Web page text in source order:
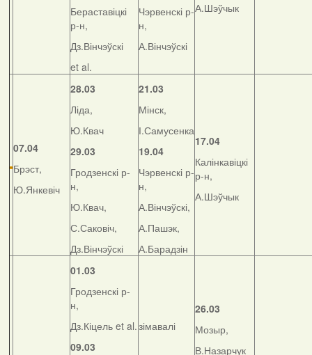
Бераставіцкі
р-н,
Дз.Вінчэўскі
et al.
Чэрвенскі р-
н,
А.Вінчэўскі
А.Шэўчык
07.04
Брэст,
Ю.Янкевіч
28.03
Ліда,
Ю.Квач
29.03
Гродзенскі р-
н,
Ю.Квач,
С.Саковіч,
Дз.Вінчэўскі
21.03
Мінск,
І.Самусенка
19.04
Чэрвенскі р-
н,
А.Вінчэўскі,
А.Пашэк,
А.Барадзін
17.04
Калінкавіцкі
р-н,
А.Шэўчык
01.03
Гродзенскі р-
н,
Дз.Кіцель et al.
09.03
зімавалі
26.03
Мозыр,
В.Назарчук